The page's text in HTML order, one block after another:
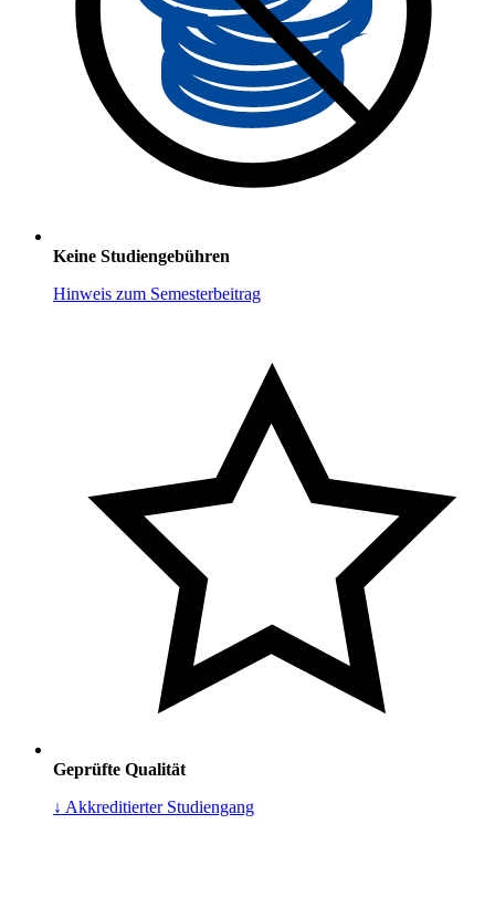
Keine Studiengebühren
Hinweis zum Semesterbeitrag
Geprüfte Qualität
↓ Akkreditierter Studiengang